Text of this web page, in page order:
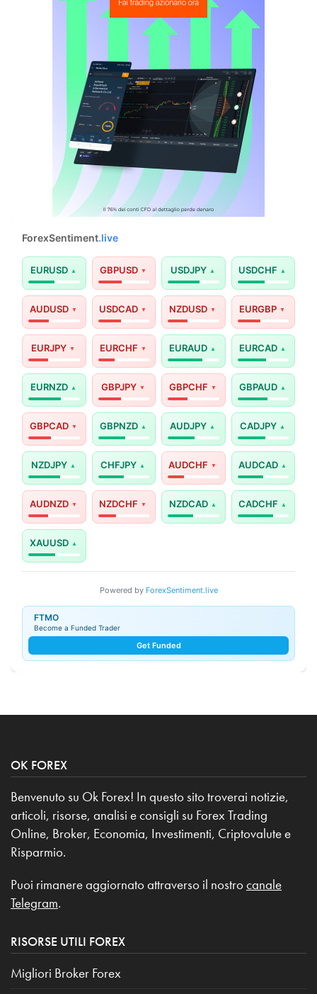
ForexSentiment.live
EURUSD GBPUSD USDJPY USDCHF
AUDUSD USDCAD NZDUSD EURGBP
EURJPY EURCHF EURAUD EURCAD
EURNZD GBPJPY GBPCHF GBPAUD
GBPCAD GBPNZD AUDJPY CADJPY
NZDJPY CHFJPY AUDCHF AUDCAD
AUDNZD NZDCHF NZDCAD CADCHF
XAUUSD
Powered by ForexSentiment.live
FTMO
Become a Funded Trader
Get Funded
OK FOREX
Benvenuto su Ok Forex! In questo sito troverai notizie,
articoli, risorse, analisi e consigli su Forex Trading
Online, Broker, Economia, Investimenti, Criptovalute e
Risparmio.
Puoi rimanere aggiornato attraverso il nostro canale
Telegram.
RISORSE UTILI FOREX
Migliori Broker Forex